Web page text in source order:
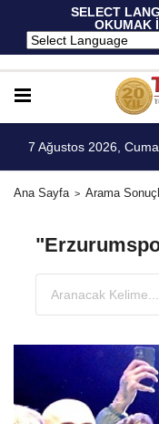
SELECT
OKUMAK
7 Ağustos 2026, Cuma
Ana Sayfa Arama